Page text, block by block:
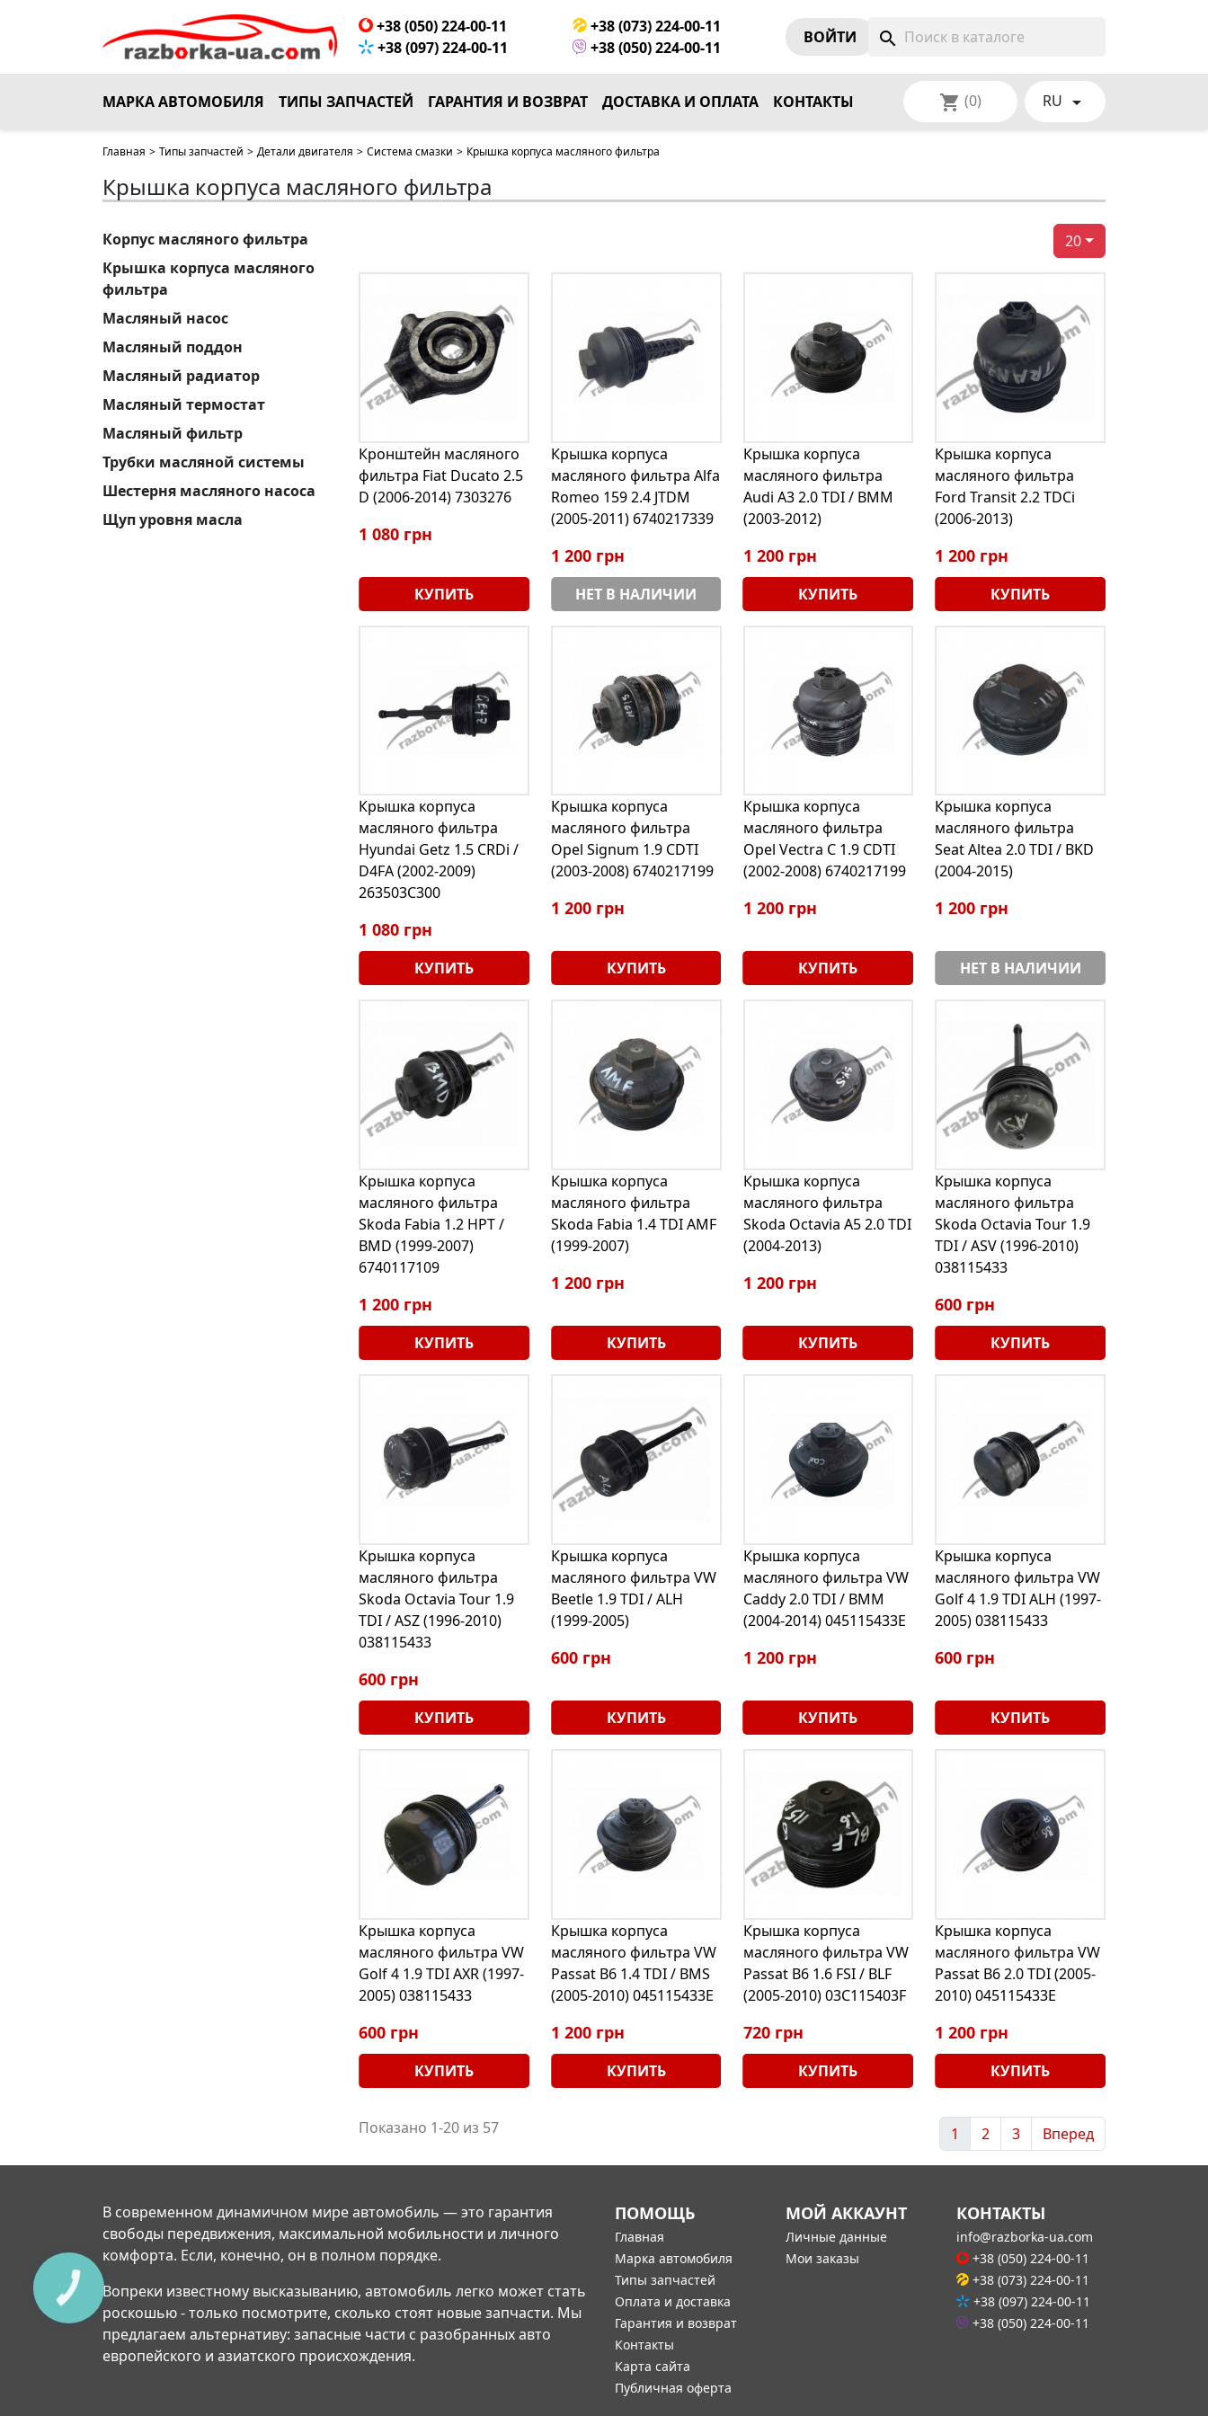
+38 (050) 224-00-11
+38 (073) 224-00-11
+38 (097) 224-00-11
+38 (050) 224-00-11
ВОЙТИ search
МАРКА АВТОМОБИЛЯ ТИПЫ ЗАПЧАСТЕЙ ГАРАНТИЯ И ВОЗВРАТ ДОСТАВКА И ОПЛАТА КОНТАКТЫ shopping_cart (0) RU 
Главная > Типы запчастей > Детали двигателя > Система смазки > Крышка корпуса масляного фильтра
Крышка корпуса масляного фильтра
Корпус масляного фильтра
Крышка корпуса масляного
фильтра
Масляный насос
Масляный поддон
Масляный радиатор
Масляный термостат
Масляный фильтр
Трубки масляной системы
Шестерня масляного насоса
Щуп уровня масла
20
Кронштейн масляного
фильтра Fiat Ducato 2.5
D (2006-2014) 7303276
1 080 грн
КУПИТЬ
Крышка корпуса
масляного фильтра Alfa
Romeo 159 2.4 JTDM
(2005-2011) 6740217339
1 200 грн
НЕТ В НАЛИЧИИ
Крышка корпуса
масляного фильтра
Audi A3 2.0 TDI / BMM
(2003-2012)
1 200 грн
КУПИТЬ
Крышка корпуса
масляного фильтра
Ford Transit 2.2 TDCi
(2006-2013)
1 200 грн
КУПИТЬ
Крышка корпуса
масляного фильтра
Hyundai Getz 1.5 CRDi /
D4FA (2002-2009)
263503C300
1 080 грн
КУПИТЬ
Крышка корпуса
масляного фильтра
Opel Signum 1.9 CDTI
(2003-2008) 6740217199
1 200 грн
КУПИТЬ
Крышка корпуса
масляного фильтра
Opel Vectra C 1.9 CDTI
(2002-2008) 6740217199
1 200 грн
КУПИТЬ
Крышка корпуса
масляного фильтра
Seat Altea 2.0 TDI / BKD
(2004-2015)
1 200 грн
НЕТ В НАЛИЧИИ
Крышка корпуса
масляного фильтра
Skoda Fabia 1.2 HPT /
BMD (1999-2007)
6740117109
1 200 грн
КУПИТЬ
Крышка корпуса
масляного фильтра
Skoda Fabia 1.4 TDI AMF
(1999-2007)
1 200 грн
КУПИТЬ
Крышка корпуса
масляного фильтра
Skoda Octavia A5 2.0 TDI
(2004-2013)
1 200 грн
КУПИТЬ
Крышка корпуса
масляного фильтра
Skoda Octavia Tour 1.9
TDI / ASV (1996-2010)
038115433
600 грн
КУПИТЬ
Крышка корпуса
масляного фильтра
Skoda Octavia Tour 1.9
TDI / ASZ (1996-2010)
038115433
600 грн
КУПИТЬ
Крышка корпуса
масляного фильтра VW
Beetle 1.9 TDI / ALH
(1999-2005)
600 грн
КУПИТЬ
Крышка корпуса
масляного фильтра VW
Caddy 2.0 TDI / BMM
(2004-2014) 045115433E
1 200 грн
КУПИТЬ
Крышка корпуса
масляного фильтра VW
Golf 4 1.9 TDI ALH (1997-
2005) 038115433
600 грн
КУПИТЬ
Крышка корпуса
масляного фильтра VW
Golf 4 1.9 TDI AXR (1997-
2005) 038115433
600 грн
КУПИТЬ
Крышка корпуса
масляного фильтра VW
Passat B6 1.4 TDI / BMS
(2005-2010) 045115433E
1 200 грн
КУПИТЬ
Крышка корпуса
масляного фильтра VW
Passat B6 1.6 FSI / BLF
(2005-2010) 03C115403F
720 грн
КУПИТЬ
Крышка корпуса
масляного фильтра VW
Passat B6 2.0 TDI (2005-
2010) 045115433E
1 200 грн
КУПИТЬ
Показано 1-20 из 57 1 2 3 Вперед
В современном динамичном мире автомобиль — это гарантия
свободы передвижения, максимальной мобильности и личного
комфорта. Если, конечно, он в полном порядке.
Вопреки известному высказыванию, автомобиль легко может стать
роскошью - только посмотрите, сколько стоят новые запчасти. Мы
предлагаем альтернативу: запасные части с разобранных авто
европейского и азиатского происхождения.
ПОМОЩЬ
Главная
Марка автомобиля
Типы запчастей
Оплата и доставка
Гарантия и возврат
Контакты
Карта сайта
Публичная оферта
МОЙ АККАУНТ
Личные данные
Мои заказы
КОНТАКТЫ
info@razborka-ua.com
+38 (050) 224-00-11
+38 (073) 224-00-11
+38 (097) 224-00-11
+38 (050) 224-00-11